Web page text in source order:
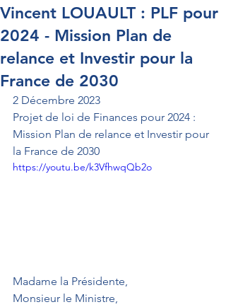
Vincent LOUAULT : PLF pour
2024 - Mission Plan de
relance et Investir pour la
France de 2030
2 Décembre 2023
Projet de loi de Finances pour 2024 :
Mission Plan de relance et Investir pour
la France de 2030
https://youtu.be/k3VfhwqQb2o
Madame la Présidente,
Monsieur le Ministre,